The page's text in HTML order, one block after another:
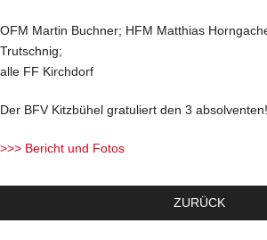
OFM Martin Buchner; HFM Matthias
Trutschnig;
alle FF Kirchdorf
Der BFV Kitzbühel gratuliert den 3 absolventen!
>>> Bericht und Fotos
ZURÜCK